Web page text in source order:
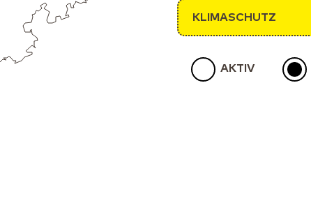
KLIMASCHUTZ
AKTIV